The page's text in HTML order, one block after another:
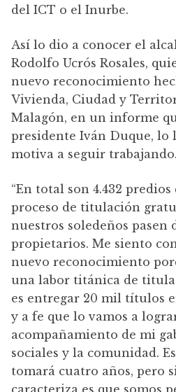
del ICT o el Inurbe.
Así lo dio a conocer el
Rodolfo Ucrós Rosales,
nuevo reconocimiento
Vivienda, Ciudad y
Malagón, en un informe
presidente Iván Duque, lo
motiva a seguir trabajando.
“En total son 4.432
proceso de titulación
nuestros soledeños pasen
propietarios. Me siento
nuevo reconocimiento
una labor titánica de
es entregar 20 mil títulos
y a fe que lo vamos a
acompañamiento de mi
sociales y la comunidad.
tomará cuatro años, pero